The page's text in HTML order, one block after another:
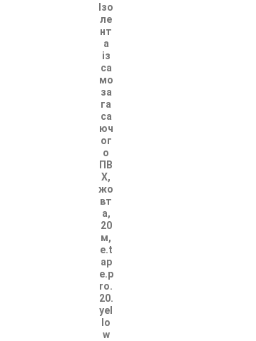
Ізо
ле
нт
а
із
са
мо
за
га
са
юч
ог
о
ПВ
Х,
жо
вт
а,
20
м,
e.t
ap
e.p
ro.
20.
yel
lo
w